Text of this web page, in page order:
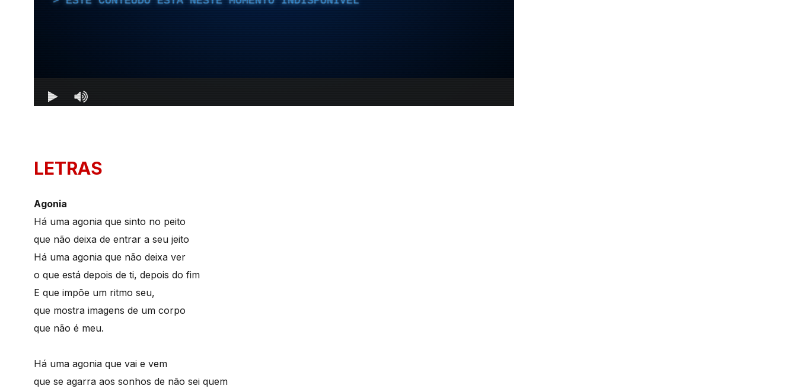
LETRAS
Agonia
Há uma agonia que sinto no peito
que não deixa de entrar a seu jeito
Há uma agonia que não deixa ver
o que está depois de ti, depois do fim
E que impõe um ritmo seu,
que mostra imagens de um corpo
que não é meu.
Há uma agonia que vai e vem
que se agarra aos sonhos de não sei quem